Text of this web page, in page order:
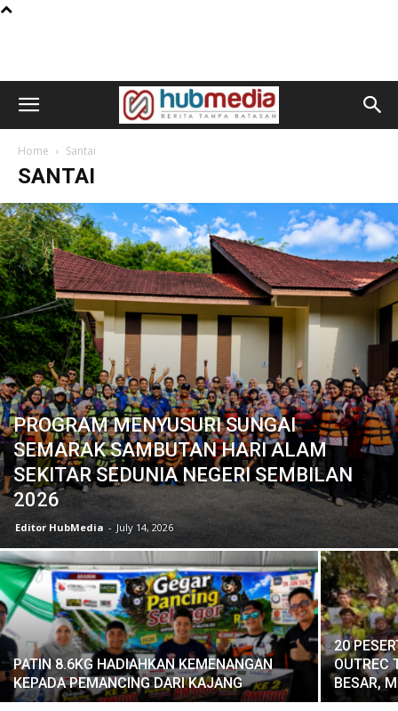
Home Santai
SANTAI
PROGRAM MENYUSURI SUNGAI
SEMARAK SAMBUTAN HARI ALAM
SEKITAR SEDUNIA NEGERI SEMBILAN
2026
Editor HubMedia - July 14, 2026
PATIN 8.6KG HADIAHKAN KEMENANGAN
KEPADA PEMANCING DARI KAJANG
20
OUTREC
BESAR,